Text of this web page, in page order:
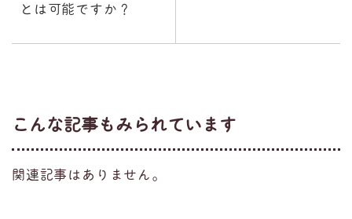
とは可能ですか？
こんな記事もみられています
関連記事はありません。